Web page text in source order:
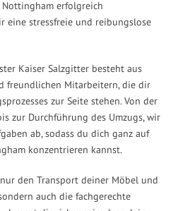
erfolgreich
eine stressfreie und reibungslose
Kaiser Salzgitter besteht aus
freundlichen Mitarbeitern, die dir
zur Seite stehen. Von der
zur Durchführung des Umzugs, wir
ab, sodass du dich ganz auf
konzentrieren kannst.
den Transport deiner Möbel und
auch die fachgerechte